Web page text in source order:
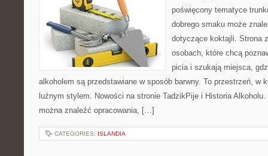
poświęcony tematyce
dobrego smaku może
dotyczące koktajli. Strona
osobach, które chcą
picia i szukają miejsca,
alkoholem są przedstawiane w sposób barwny. To przestrzeń, w
luźnym stylem. Nowości na stronie TadzikPije i Historia
można znaleźć opracowania, […]
CATEGORIES: ISLANDIA